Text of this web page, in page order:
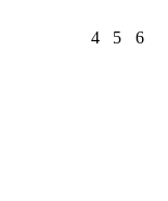
4 5 6